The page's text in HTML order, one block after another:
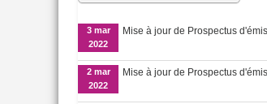
3 mar
2022
Mise à jour de Prospectus
2 mar
2022
Mise à jour de Prospectus